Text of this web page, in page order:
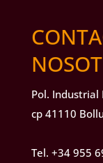
Pol. Industrial
cp 41110
Tel. +34 955